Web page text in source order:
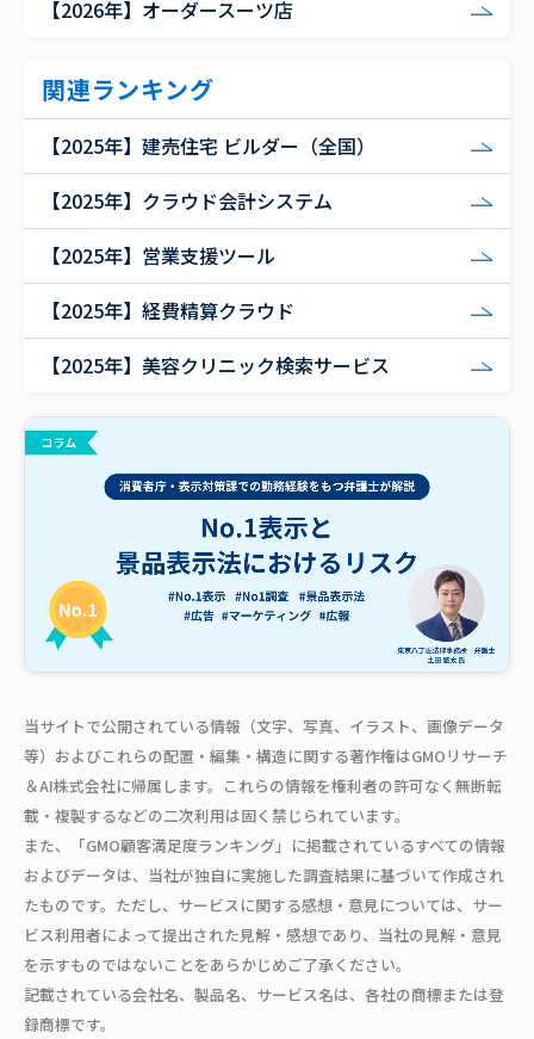
【2026年】オーダースーツ店
関連ランキング
【2025年】建売住宅 ビルダー（全国）
【2025年】クラウド会計システム
【2025年】営業支援ツール
【2025年】経費精算クラウド
【2025年】美容クリニック検索サービス
当サイトで公開されている情報（文字、写真、イラスト、画像データ
等）およびこれらの配置・編集・構造に関する著作権はGMOリサーチ
＆AI株式会社に帰属します。これらの情報を権利者の許可なく無断転
載・複製するなどの二次利用は固く禁じられています。
また、「GMO顧客満足度ランキング」に掲載されているすべての情報
およびデータは、当社が独自に実施した調査結果に基づいて作成され
たものです。ただし、サービスに関する感想・意見については、サー
ビス利用者によって提出された見解・感想であり、当社の見解・意見
を示すものではないことをあらかじめご了承ください。
記載されている会社名、製品名、サービス名は、各社の商標または登
録商標です。